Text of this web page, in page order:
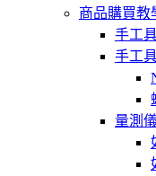
商品購買教
手工
手工
量測